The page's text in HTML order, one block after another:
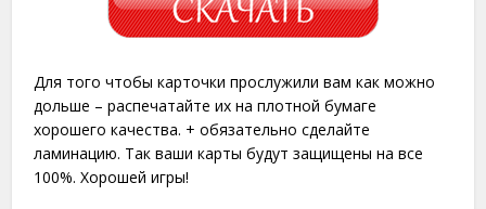
Для того чтобы карточки прослужили вам как можно
дольше – распечатайте их на плотной бумаге
хорошего качества. + обязательно сделайте
ламинацию. Так ваши карты будут защищены на все
100%. Хорошей игры!